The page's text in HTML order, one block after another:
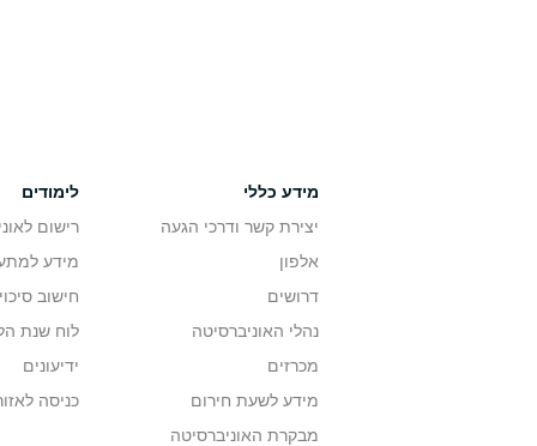
מידע כללי
יצירת קשר ודרכי הגעה
אלפון
דרושים
נהלי האוניברסיטה
מכרזים
מידע לשעת חירום
מבקרת האוניברסיטה
לימודים
רישום
מידע
חישוב
לוח שנת
ידיעונים
כניסה